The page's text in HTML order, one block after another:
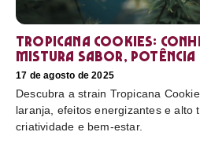
Tropicana Cookies:
mistura sabor, potência
17 de agosto de 2025
Descubra a strain Tropicana
laranja, efeitos energizantes e alto
criatividade e bem-estar.